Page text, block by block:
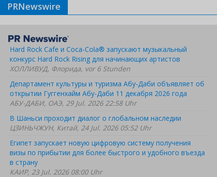
PRNewswire
Hard Rock Cafe и Coca-Cola® запускают музыкальный
конкурс Hard Rock Rising для начинающих артистов
ХОЛЛИВУД, Флорида, vor 6 Stunden
Департамент культуры и туризма Абу-Даби объявляет об
открытии Гуггенхайм Абу-Даби 11 декабря 2026 года
АБУ-ДАБИ, ОАЭ, 29 Jul. 2026 22:58 Uhr
В Шаньси проходит диалог о глобальном наследии
ЦЗИНЬЧЖУН, Китай, 24 Jul. 2026 05:52 Uhr
Египет запускает новую цифровую систему получения
визы по прибытии для более быстрого и удобного въезда
в страну
КАИР, 23 Jul. 2026 08:00 Uhr